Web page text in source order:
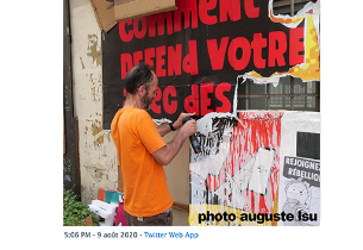
SACHA et ALEX pour "Pédale Pédale" 2018